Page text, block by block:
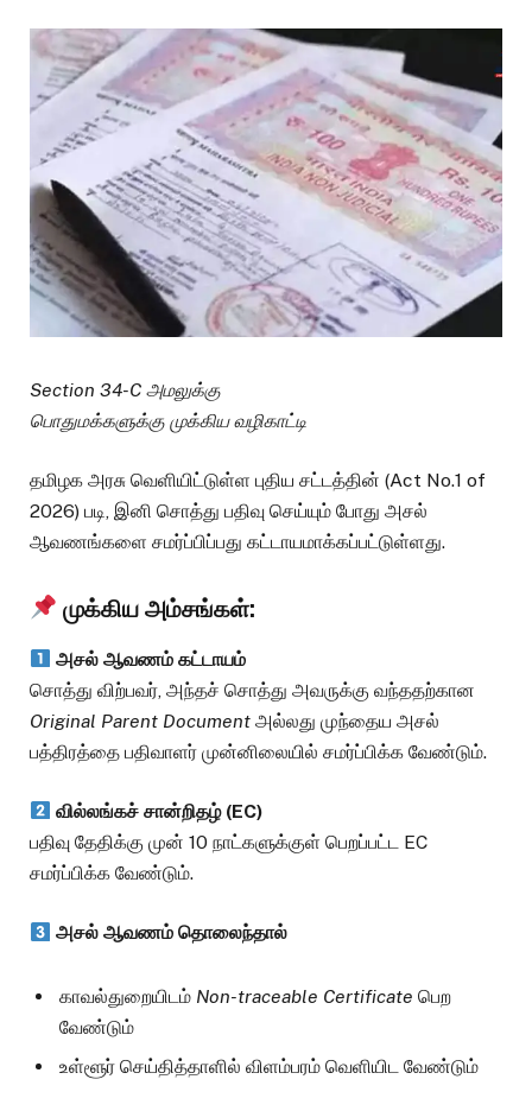
Section 34-C அமலுக்கு
பொதுமக்களுக்கு முக்கிய வழிகாட்டி
தமிழக அரசு வெளியிட்டுள்ள புதிய சட்டத்தின் (Act No.1 of
2026) படி, இனி சொத்து பதிவு செய்யும் போது அசல்
ஆவணங்களை சமர்ப்பிப்பது கட்டாயமாக்கப்பட்டுள்ளது.
முக்கிய அம்சங்கள்:
அசல் ஆவணம் கட்டாயம்
சொத்து விற்பவர், அந்தச் சொத்து அவருக்கு வந்ததற்கான
Original Parent Document அல்லது முந்தைய அசல்
பத்திரத்தை பதிவாளர் முன்னிலையில் சமர்ப்பிக்க வேண்டும்.
வில்லங்கச் சான்றிதழ் (EC)
பதிவு தேதிக்கு முன் 10 நாட்களுக்குள் பெறப்பட்ட EC
சமர்ப்பிக்க வேண்டும்.
அசல் ஆவணம் தொலைந்தால்
காவல்துறையிடம் Non-traceable Certificate பெற
வேண்டும்
உள்ளூர் செய்தித்தாளில் விளம்பரம் வெளியிட வேண்டும்